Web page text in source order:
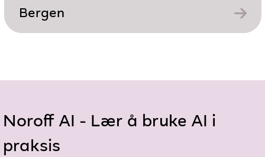
Bergen
Noroff AI - Lær å bruke AI i
praksis